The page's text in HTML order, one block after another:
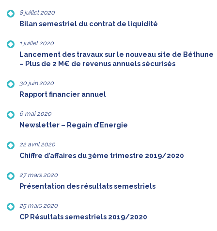
8 juillet 2020
Bilan semestriel du contrat de liquidité
1 juillet 2020
Lancement des travaux sur le nouveau site de Béthune
– Plus de 2 M€ de revenus annuels sécurisés
30 juin 2020
Rapport financier annuel
6 mai 2020
Newsletter – Regain d’Energie
22 avril 2020
Chiffre d’affaires du 3ème trimestre 2019/2020
27 mars 2020
Présentation des résultats semestriels
25 mars 2020
CP Résultats semestriels 2019/2020